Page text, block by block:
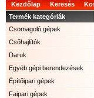
Kezdőlap Keresés
Termék kategóriák
Csomagoló gépek
Csőhajlítók
Daruk
Egyéb gépi berendezések
Építőipari gépek
Faipari gépek